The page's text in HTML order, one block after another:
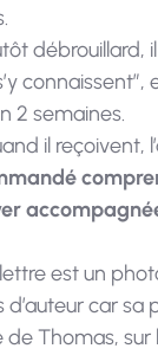
débrouillard,
connaissent”,
2 semaines.
il reçoivent,
est un
d’auteur car sa
de Thomas,